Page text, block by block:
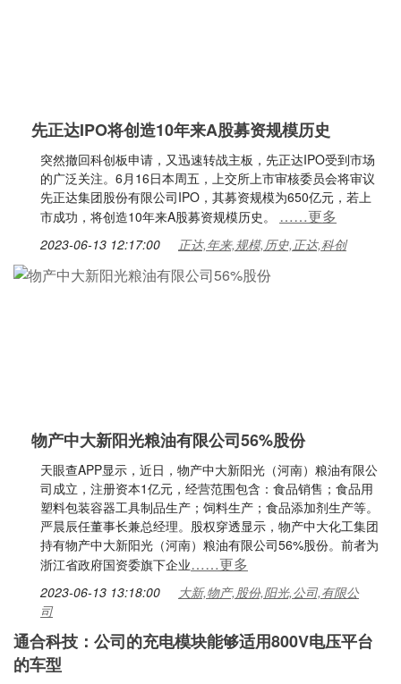
先正达IPO将创造10年来A股募资规模历史
突然撤回科创板申请，又迅速转战主板，先正达IPO受到市场
的广泛关注。6月16日本周五，上交所上市审核委员会将审议
先正达集团股份有限公司IPO，其募资规模为650亿元，若上
市成功，将创造10年来A股募资规模历史。 ……更多
2023-06-13 12:17:00 正达,年来,规模,历史,正达,科创
物产中大新阳光粮油有限公司56%股份
天眼查APP显示，近日，物产中大新阳光（河南）粮油有限公
司成立，注册资本1亿元，经营范围包含：食品销售；食品用
塑料包装容器工具制品生产；饲料生产；食品添加剂生产等。
严晨辰任董事长兼总经理。股权穿透显示，物产中大化工集团
持有物产中大新阳光（河南）粮油有限公司56%股份。前者为
浙江省政府国资委旗下企业……更多
2023-06-13 13:18:00
大新,物产,股份,阳光,公司,有限公
司
通合科技：公司的充电模块能够适用800V电压平台
的车型